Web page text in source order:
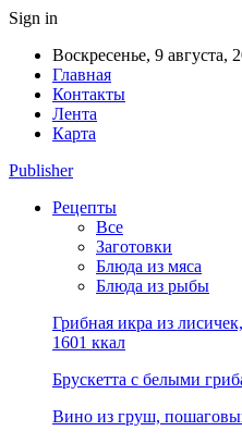
Sign in
Воскресенье, 9 августа,
Главная
Контакты
Лента
Карта
Publisher
Рецепты
Все
Заготовки
Блюда из мяса
Блюда из рыбы
Грибная икра из
1601 ккал
Брускетта с белыми
Вино из груш,